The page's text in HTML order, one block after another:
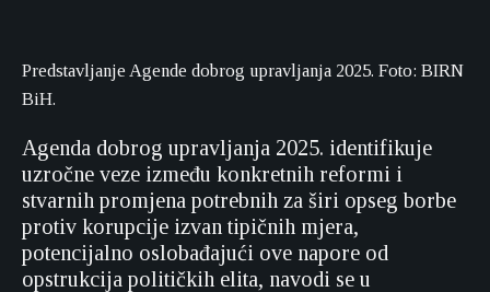
Predstavljanje Agende dobrog upravljanja 2025. Foto: BIRN
BiH.
Agenda dobrog upravljanja 2025. identifikuje
uzročne veze između konkretnih reformi i
stvarnih promjena potrebnih za širi opseg borbe
protiv korupcije izvan tipičnih mjera,
potencijalno oslobađajući ove napore od
opstrukcija političkih elita, navodi se u